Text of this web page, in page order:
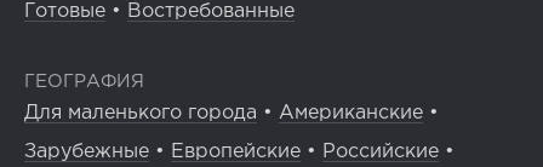
Готовые • Востребованные
ГЕОГРАФИЯ
Для маленького города • Американские •
Зарубежные • Европейские • Российские •